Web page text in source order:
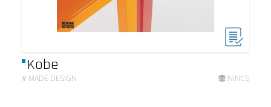
Kobe
# MADE DESIGN NINCS